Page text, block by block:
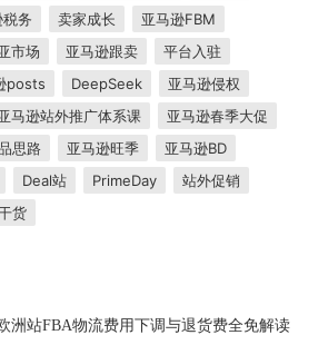
务 卖家成长
亚马逊FBM
市场 亚马逊跟卖
平台入驻
posts DeepSeek
亚马逊侵权
马逊站外推广体系课
亚马逊春季大促
思路 亚马逊旺季
亚马逊BD
Deal站 PrimeDay
站外促销
货
洲站FBA物流费用下调与退货费全免解读